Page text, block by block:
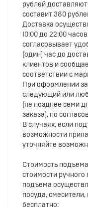
рублей
составит 380
Доставка
10:00 до 22:00
согласовывает
(один) час до
клиентов и
соответствии с
При оформлении
следующий или
(не позднее семи
заказа), по
В случаях, если
возможности
уточняйте
Стоимость
стоимости ручного
подъема
посуда,
бесплатно;